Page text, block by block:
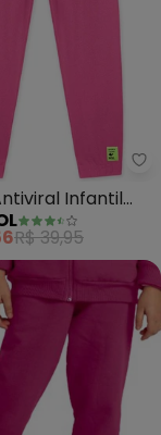
Moletom
Infantil
(Rosa)
R$ 39,95